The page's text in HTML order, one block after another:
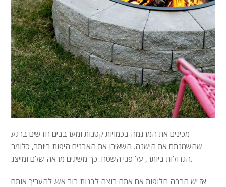
מכינים את המרגמה בכמויות קטנות ומערבבים חדשים ברגע
שהשמנתם את הישנה. השאירו את האבנים היפות ביותר, כלומר
הגדולות ביותר, על פני השטח. כך משיגים מראה שלם ומייצג.
אז יש הרבה חלופות אם אתה רוצה לבנות בור אש. להעריך אותם